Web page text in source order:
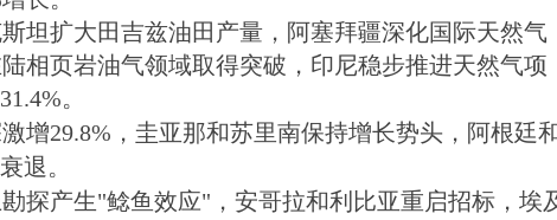
坦扩大田吉兹油田产量，阿塞拜疆深化国际天然气
相页岩油气领域取得突破，印尼稳步推进天然气项
。
增29.8%，圭亚那和苏里南保持增长势头，阿根廷
退。
探产生"鲶鱼效应"，安哥拉和利比亚重启招标，埃